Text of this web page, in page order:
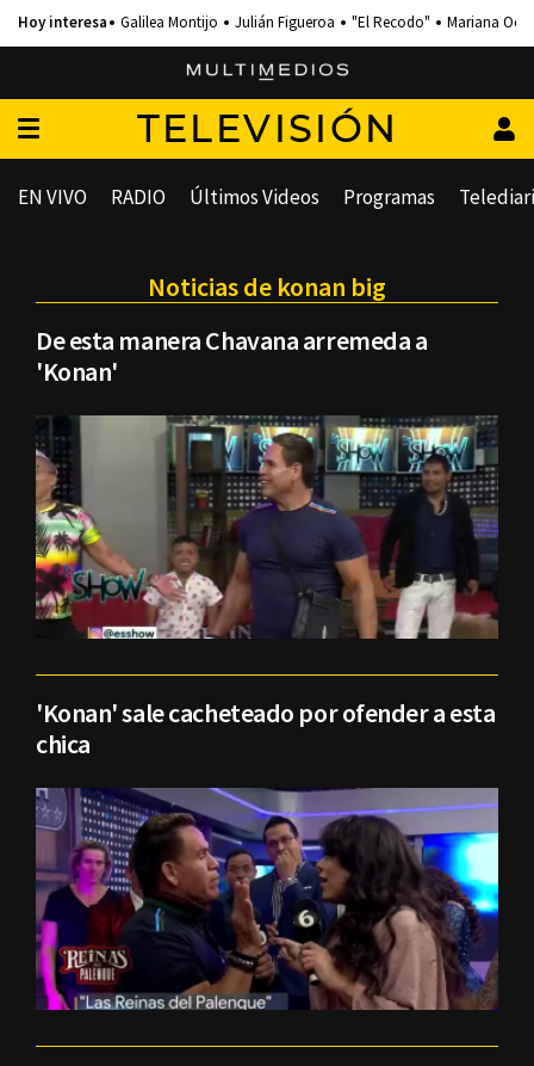
Galilea Montijo Julián Figueroa "El Recodo" Mariana
TELEVISIÓN
EN VIVO RADIO Últimos Videos Programas
Noticias de konan big
De esta manera Chavana arremeda a
'Konan'
'Konan' sale cacheteado por ofender a esta
chica